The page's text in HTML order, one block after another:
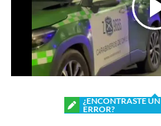
¿ENCONTRASTE UN
ERROR?